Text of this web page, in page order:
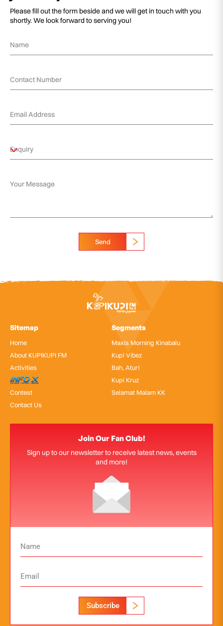
Please fill out the form beside and we will get in touch with you
shortly. We look forward to serving you!
Send
Sitemap
Home
About KUPIKUPI FM
Activities
InfoX
Contest
Contact Us
Segments
Maxis Morning Kinabalu
Kupi Vibez
Bah, Atur!
Kupi Kruz
Selamat Malam KK
Join Our Fan Club!
Sign up to our newsletter to receive latest news, events
and more!
Subscribe